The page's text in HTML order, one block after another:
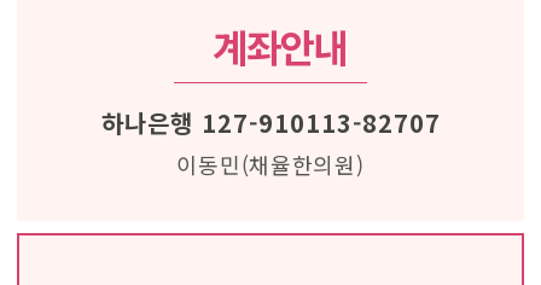
계좌안내
하나은행 127-910113-82707
이동민(채율한의원)